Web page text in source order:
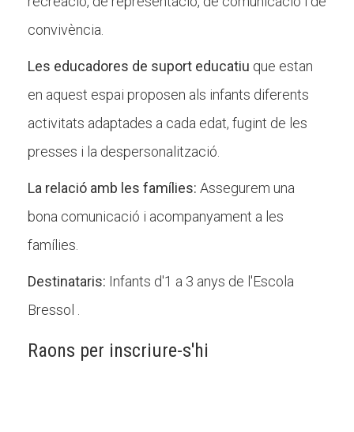
convivència.
Les educadores de suport educatiu que estan
en aquest espai proposen als infants diferents
activitats adaptades a cada edat, fugint de les
presses i la despersonalització.
La relació amb les famílies: Assegurem una
bona comunicació i acompanyament a les
famílies.
Destinataris: Infants d'1 a 3 anys de l'Escola
Bressol .
Raons per inscriure-s'hi